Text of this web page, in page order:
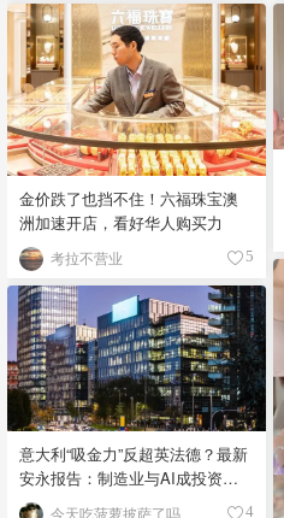
金价跌了也挡不住！六福珠宝澳
洲加速开店，看好华人购买力
考拉不营业 5
意大利“吸金力”反超英法德？最新
安永报告：制造业与AI成投资新
宠！ 今天吃菠萝披萨了吗 4